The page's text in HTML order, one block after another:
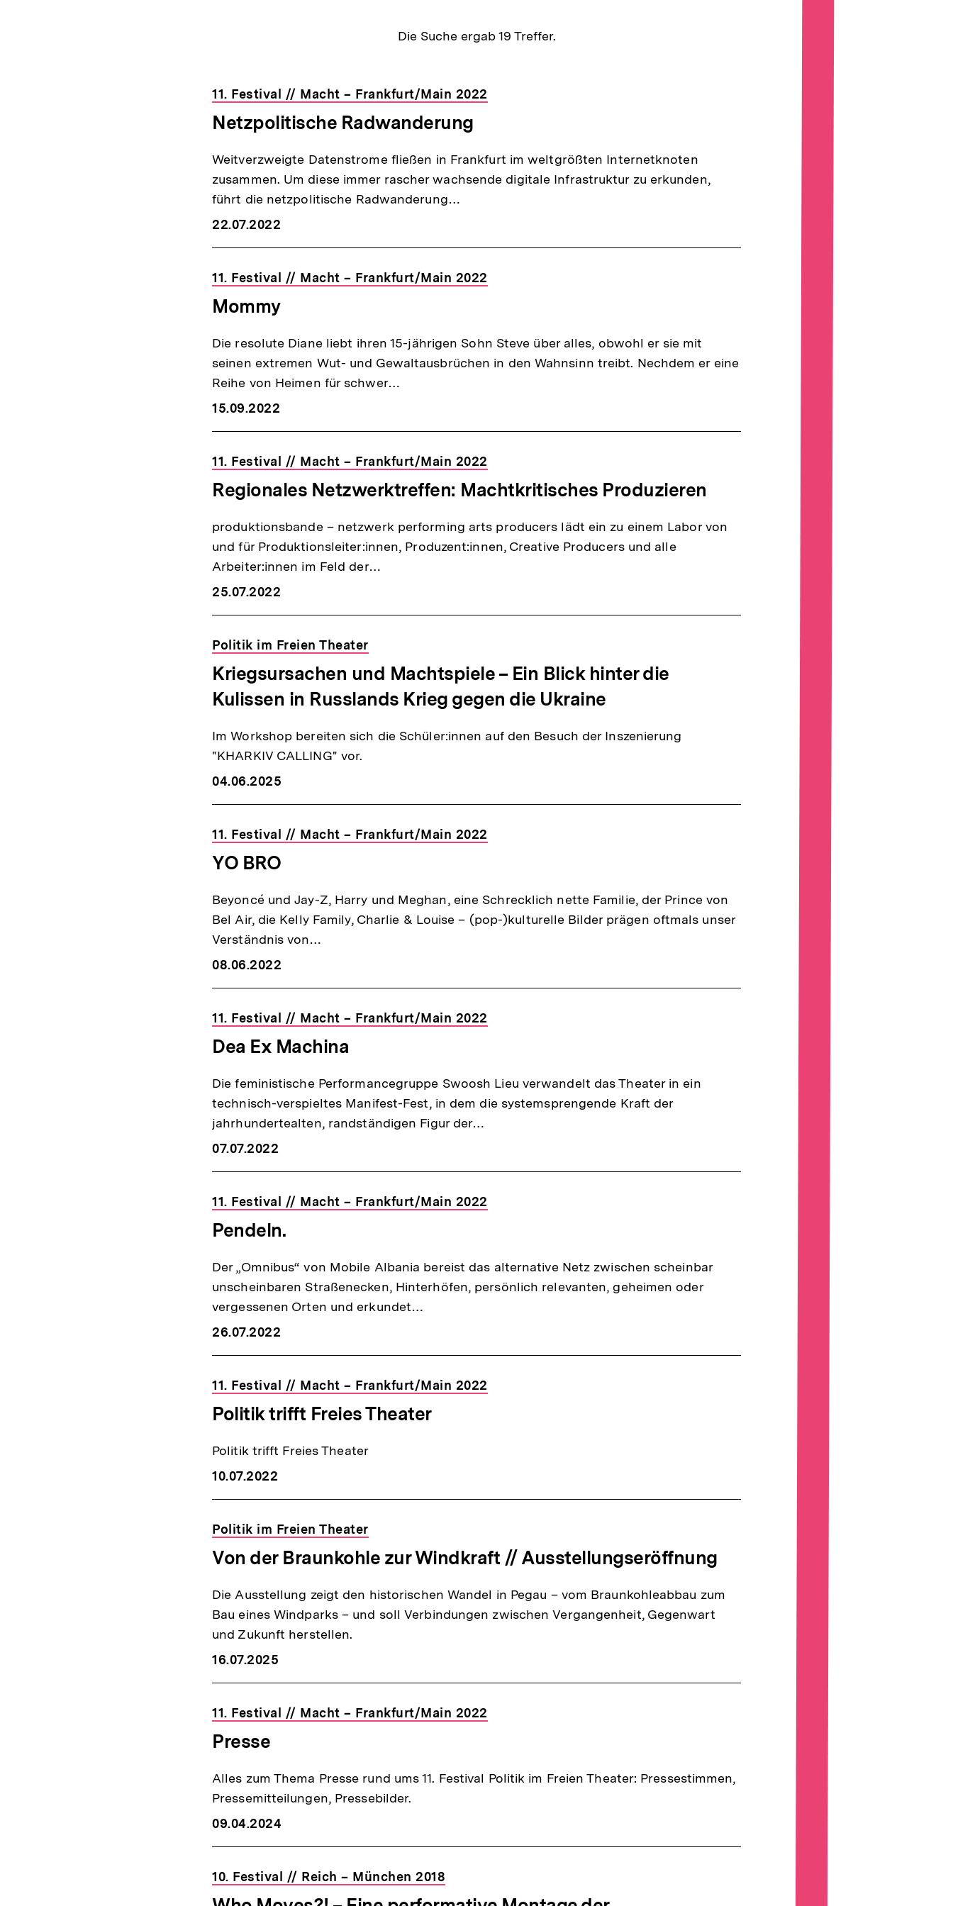
Die Suche ergab19 Treffer.
11. Festival // Macht – Frankfurt/Main 2022
Netzpolitische Radwanderung
Weitverzweigte Datenstrome fließen in Frankfurt im weltgrößten Internetknoten
zusammen. Um diese immer rascher wachsende digitale Infrastruktur zu erkunden,
führt die netzpolitische Radwanderung…
22.07.2022
11. Festival // Macht – Frankfurt/Main 2022
Mommy
Die resolute Diane liebt ihren 15-jährigen Sohn Steve über alles, obwohl er sie mit
seinen extremen Wut- und Gewaltausbrüchen in den Wahnsinn treibt. Nechdem er eine
Reihe von Heimen für schwer…
15.09.2022
11. Festival // Macht – Frankfurt/Main 2022
Regionales Netzwerktreffen: Machtkritisches Produzieren
produktionsbande – netzwerk performing arts producers lädt ein zu einem Labor von
und für Produktionsleiter:innen, Produzent:innen, Creative Producers und alle
Arbeiter:innen im Feld der…
25.07.2022
Politik im Freien Theater
Kriegsursachen und Machtspiele – Ein Blick hinter die
Kulissen in Russlands Krieg gegen die Ukraine
Im Workshop bereiten sich die Schüler:innen auf den Besuch der Inszenierung
"KHARKIV CALLING" vor.
04.06.2025
11. Festival // Macht – Frankfurt/Main 2022
YO BRO
Beyoncé und Jay-Z, Harry und Meghan, eine Schrecklich nette Familie, der Prince von
Bel Air, die Kelly Family, Charlie & Louise – (pop-)kulturelle Bilder prägen oftmals unser
Verständnis von…
08.06.2022
11. Festival // Macht – Frankfurt/Main 2022
Dea Ex Machina
Die feministische Performancegruppe Swoosh Lieu verwandelt das Theater in ein
technisch-verspieltes Manifest-Fest, in dem die systemsprengende Kraft der
jahrhundertealten, randständigen Figur der…
07.07.2022
11. Festival // Macht – Frankfurt/Main 2022
Pendeln.
Der „Omnibus“ von Mobile Albania bereist das alternative Netz zwischen scheinbar
unscheinbaren Straßenecken, Hinterhöfen, persönlich relevanten, geheimen oder
vergessenen Orten und erkundet…
26.07.2022
11. Festival // Macht – Frankfurt/Main 2022
Politik trifft Freies Theater
Politik trifft Freies Theater
10.07.2022
Politik im Freien Theater
Von der Braunkohle zur Windkraft // Ausstellungseröffnung
Die Ausstellung zeigt den historischen Wandel in Pegau – vom Braunkohleabbau zum
Bau eines Windparks – und soll Verbindungen zwischen Vergangenheit, Gegenwart
und Zukunft herstellen.
16.07.2025
11. Festival // Macht – Frankfurt/Main 2022
Presse
Alles zum Thema Presse rund ums 11. Festival Politik im Freien Theater: Pressestimmen,
Pressemitteilungen, Pressebilder.
09.04.2024
10. Festival // Reich – München 2018